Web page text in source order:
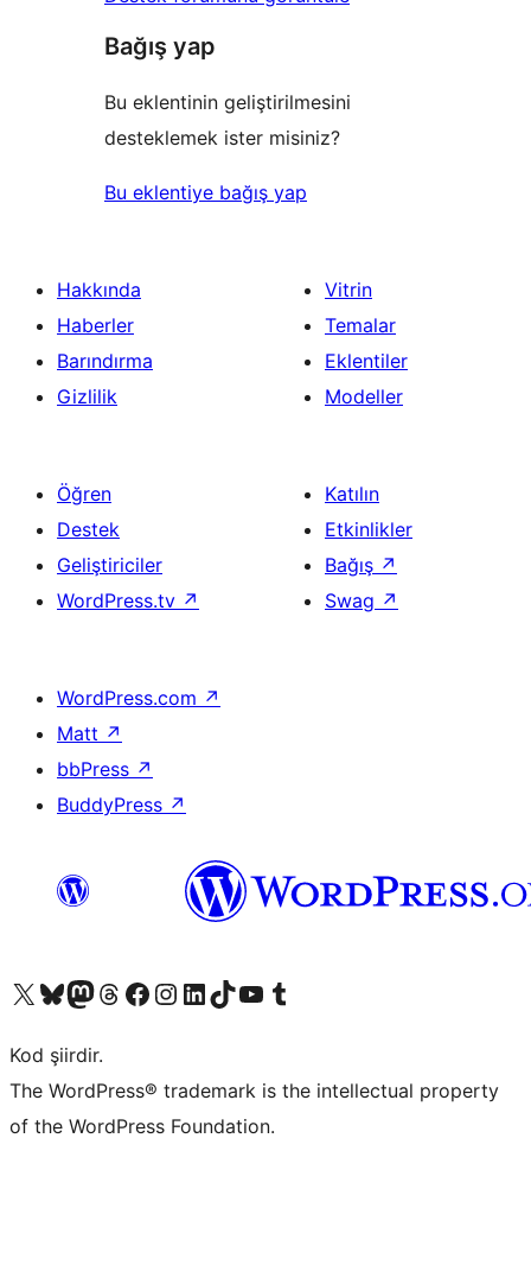
Bağış yap
Bu eklentinin geliştirilmesini
desteklemek ister misiniz?
Bu eklentiye bağış yap
Hakkında
Haberler
Barındırma
Gizlilik
Vitrin
Temalar
Eklentiler
Modeller
Öğren
Destek
Geliştiriciler
WordPress.tv ↗
Katılın
Etkinlikler
Bağış ↗
Swag ↗
WordPress.com ↗
Matt ↗
bbPress ↗
BuddyPress ↗
X (eski Twitter) hesabımıza bakın
Bluesky hesabımızı ziyaret edinMastodon hesabımızı ziyaret edinThreads hesabımızı ziyaret edinFacebook sayfamızı ziyaret edinInstagram hesabımızı ziyaret edinLinkedIn hesabımızı ziyaret edinTikTok hesabımızı ziyaret edinYouTube kanalımızı ziyaret edinTumblr hesabımızı ziyaret edin
Kod şiirdir.
The WordPress® trademark is the intellectual property
of the WordPress Foundation.